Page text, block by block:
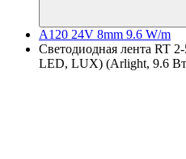
A120 24V 8mm 9.6 W/m
Светодиодная лента RT
LED, LUX) (Arlight, 9.6